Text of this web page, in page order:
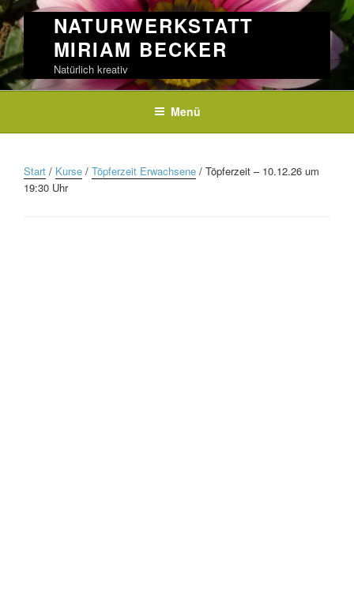
Skip
to
content
NATURWERKSTATT
MIRIAM BECKER
Natürlich kreativ
Menü
Start / Kurse / Töpferzeit Erwachsene / Töpferzeit – 10.12.26 um
19:30 Uhr